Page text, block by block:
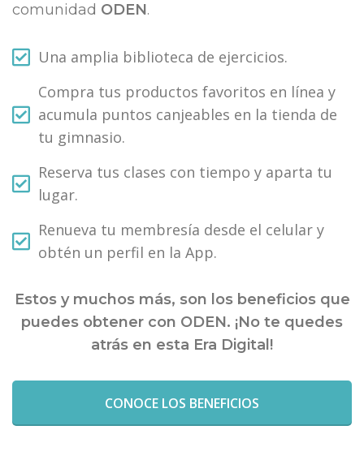
comunidad ODEN.
Una amplia biblioteca de ejercicios.
Compra tus productos favoritos en línea y
acumula puntos canjeables en la tienda de
tu gimnasio.
Reserva tus clases con tiempo y aparta tu
lugar.
Renueva tu membresía desde el celular y
obtén un perfil en la App.
Estos y muchos más, son los beneficios que
puedes obtener con ODEN. ¡No te quedes
atrás en esta Era Digital!
CONOCE LOS BENEFICIOS